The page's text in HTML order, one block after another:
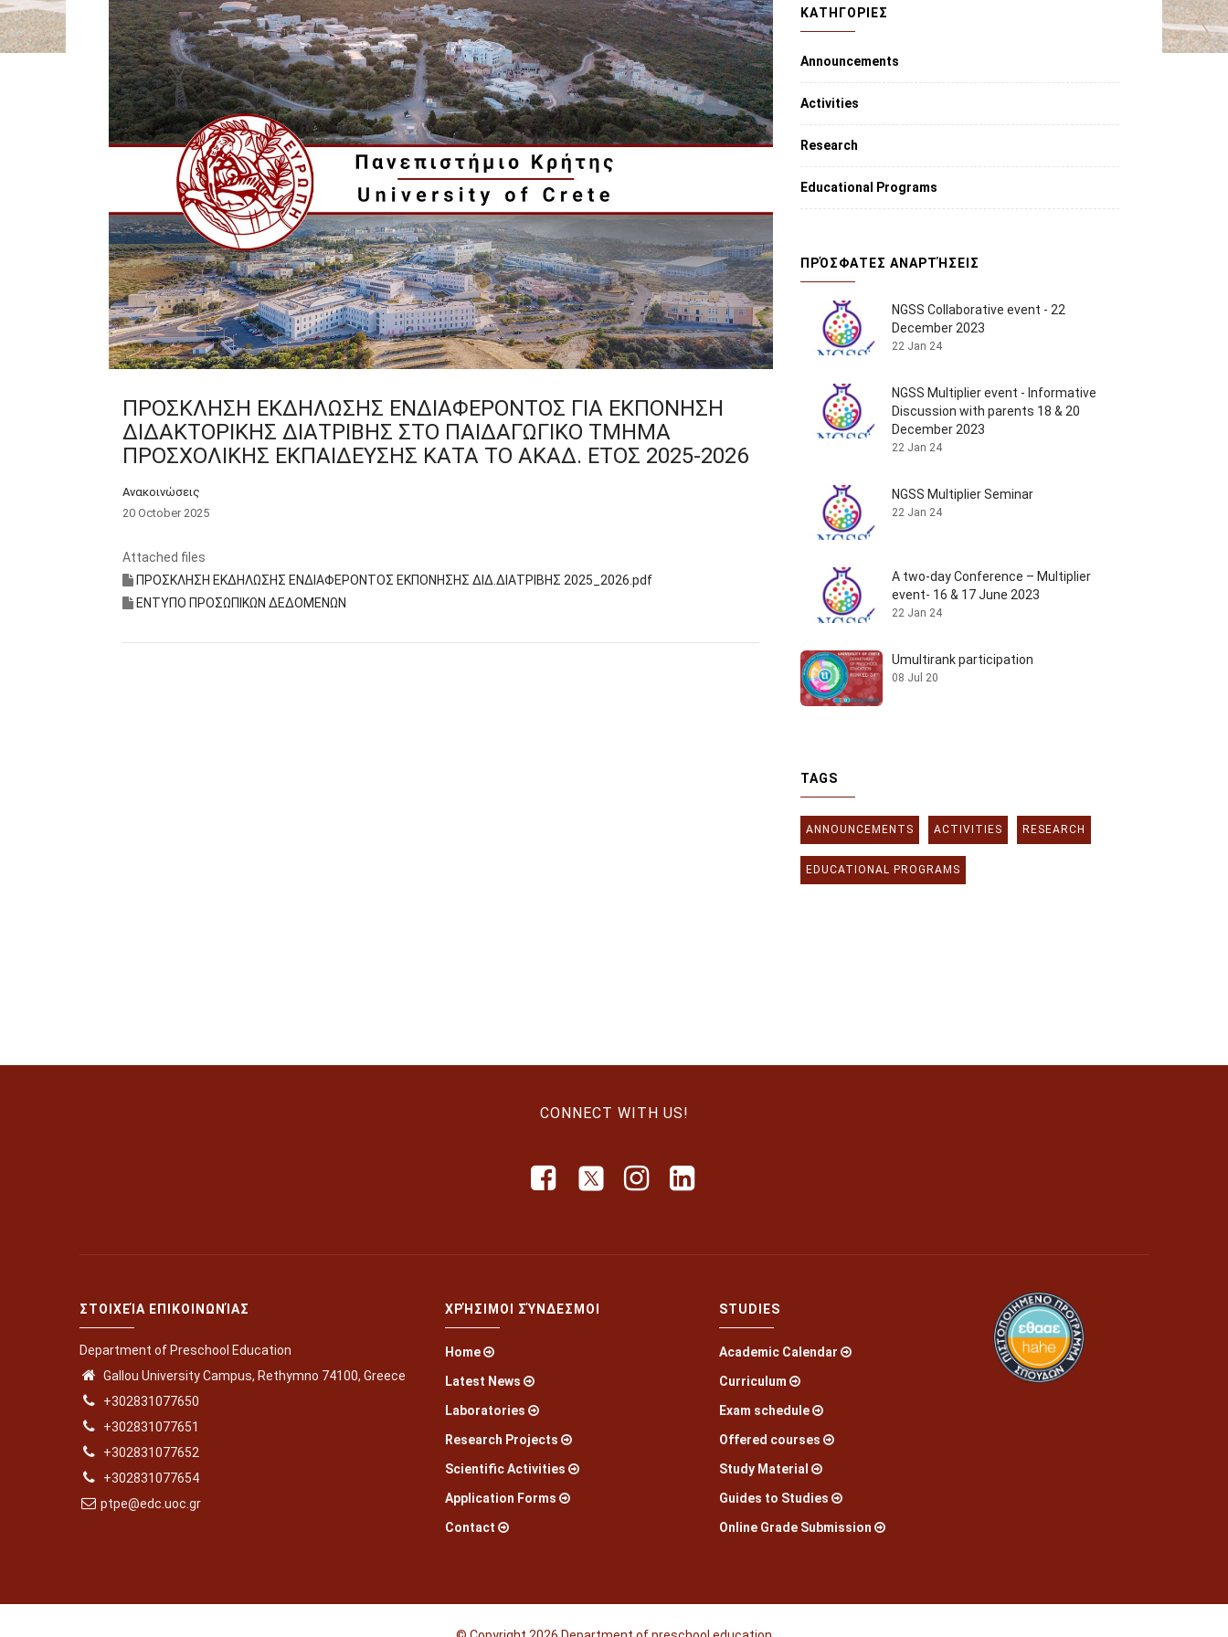
ΠΡΟΣΚΛΗΣΗ ΕΚΔΗΛΩΣΗΣ ΕΝΔΙΑΦΕΡΟΝΤΟΣ ΓΙΑ ΕΚΠΟΝΗΣΗ
ΔΙΔΑΚΤΟΡΙΚΗΣ ΔΙΑΤΡΙΒΗΣ ΣΤΟ ΠΑΙΔΑΓΩΓΙΚΟ ΤΜΗΜΑ
ΠΡΟΣΧΟΛΙΚΗΣ ΕΚΠΑΙΔΕΥΣΗΣ ΚΑΤΑ ΤΟ ΑΚΑΔ. ΕΤΟΣ 2025-2026
Ανακοινώσεις
20 October 2025
Attached files
ΠΡΟΣΚΛΗΣΗ ΕΚΔΗΛΩΣΗΣ ΕΝΔΙΑΦΕΡΟΝΤΟΣ ΕΚΠΟΝΗΣΗΣ ΔΙΔ.ΔΙΑΤΡΙΒΗΣ 2025_2026.pdf
ΕΝΤΥΠΟ ΠΡΟΣΩΠΙΚΩΝ ΔΕΔΟΜΕΝΩΝ
ΚΑΤΗΓΟΡΙΕΣ
Announcements
Activities
Research
Educational Programs
ΠΡΌΣΦΑΤΕΣ ΑΝΑΡΤΉΣΕΙΣ
NGSS Collaborative event - 22
December 2023
22 Jan 24
NGSS Multiplier event - Informative
Discussion with parents 18 & 20
December 2023
22 Jan 24
NGSS Multiplier Seminar
22 Jan 24
A two-day Conference – Multiplier
event- 16 & 17 June 2023
22 Jan 24
Umultirank participation
08 Jul 20
TAGS
ANNOUNCEMENTS ACTIVITIES RESEARCH
EDUCATIONAL PROGRAMS
CONNECT WITH US!
ΣΤΟΙΧΕΊΑ ΕΠΙΚΟΙΝΩΝΊΑΣ
Department of Preschool Education
Gallou University Campus, Rethymno 74100, Greece
+302831077650
+302831077651
+302831077652
+302831077654
ptpe@edc.uoc.gr
ΧΡΉΣΙΜΟΙ ΣΎΝΔΕΣΜΟΙ
Home
Latest News
Laboratories
Research Projects
Scientific Activities
Application Forms
Contact
STUDIES
Academic Calendar
Curriculum
Exam schedule
Offered courses
Study Material
Guides to Studies
Online Grade Submission